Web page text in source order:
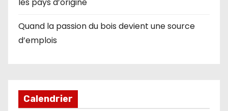
Quand la passion du bois devient une source
d’emplois
Calendrier